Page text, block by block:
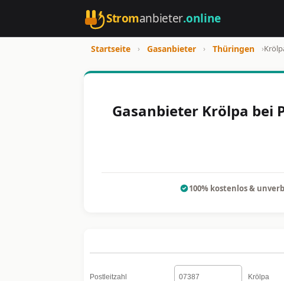
Stromanbieter.online
Startseite › Gasanbieter › Thüringen ›
Gasanbieter Krölpa bei
100% kostenlos &